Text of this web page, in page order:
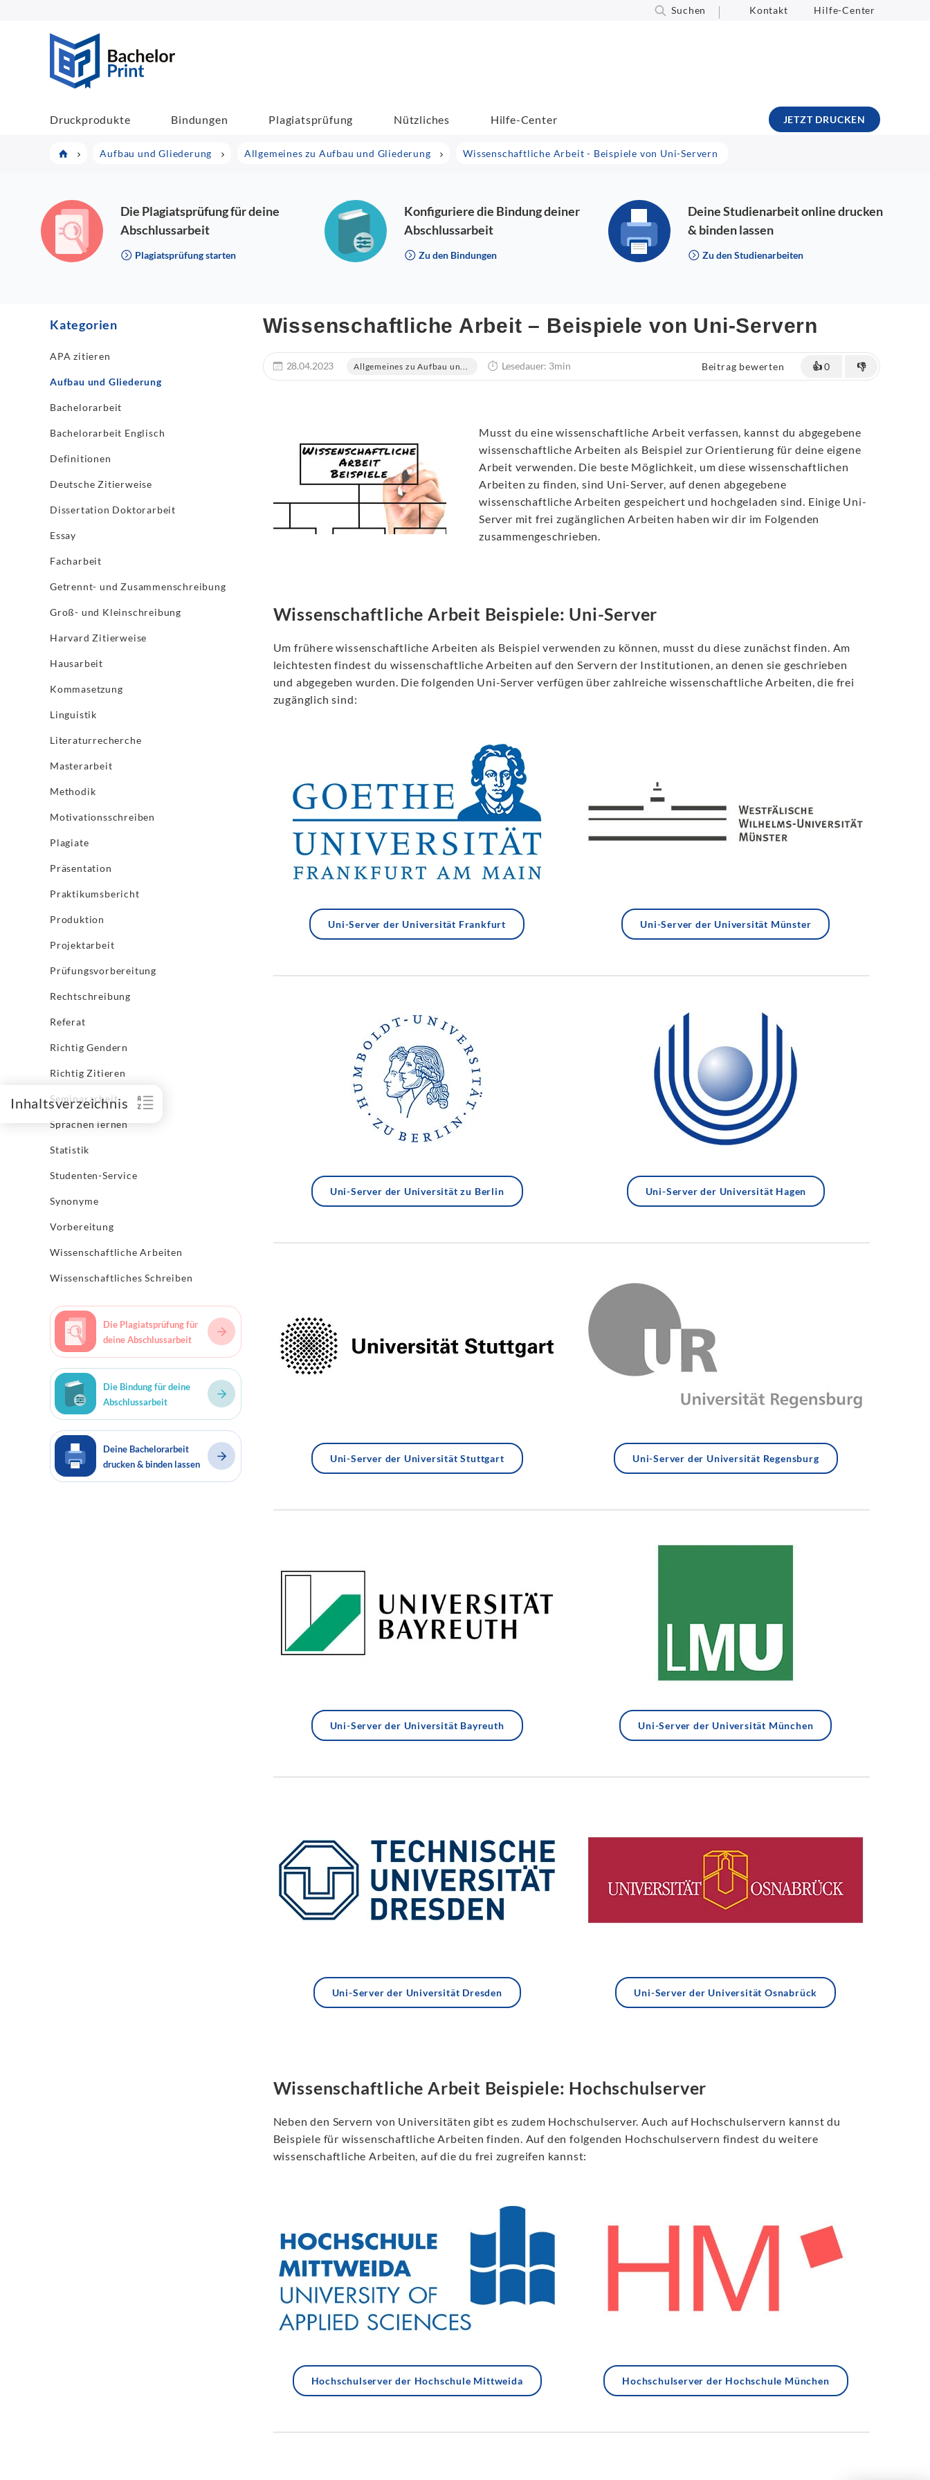
Suchen Kontakt Hilfe-Center
Druckprodukte Bindungen Plagiatsprüfung Nützliches Hilfe-Center JETZT DRUCKEN
Aufbau und Gliederung Allgemeines zu Aufbau und Gliederung Wissenschaftliche Arbeit - Beispiele von Uni-Servern
Die Plagiatsprüfung für deine
Abschlussarbeit
Plagiatsprüfung starten
Konfiguriere die Bindung deiner
Abschlussarbeit
Zu den Bindungen
Deine Studienarbeit online drucken
& binden lassen
Zu den Studienarbeiten
Kategorien
APA zitieren
Aufbau und Gliederung
Bachelorarbeit
Bachelorarbeit Englisch
Definitionen
Deutsche Zitierweise
Dissertation Doktorarbeit
Essay
Facharbeit
Getrennt- und Zusammenschreibung
Groß- und Kleinschreibung
Harvard Zitierweise
Hausarbeit
Kommasetzung
Linguistik
Literaturrecherche
Masterarbeit
Methodik
Motivationsschreiben
Plagiate
Präsentation
Praktikumsbericht
Produktion
Projektarbeit
Prüfungsvorbereitung
Rechtschreibung
Referat
Richtig Gendern
Richtig Zitieren
Seminararbeit
Sprachen lernen
Statistik
Studenten-Service
Synonyme
Vorbereitung
Wissenschaftliche Arbeiten
Wissenschaftliches Schreiben
Die Plagiatsprüfung für
deine Abschlussarbeit
Die Bindung für deine
Abschlussarbeit
Deine Bachelorarbeit
drucken & binden lassen
Wissenschaftliche Arbeit – Beispiele von Uni-Servern
28.04.2023 Allgemeines zu Aufbau un... Lesedauer: 3min Beitrag bewerten 👍0 👎
Inhaltsverzeichnis
Musst du eine wissenschaftliche Arbeit verfassen, kannst du abgegebene
wissenschaftliche Arbeiten als Beispiel zur Orientierung für deine eigene
Arbeit verwenden. Die beste Möglichkeit, um diese wissenschaftlichen
Arbeiten zu finden, sind Uni-Server, auf denen abgegebene
wissenschaftliche Arbeiten gespeichert und hochgeladen sind. Einige Uni-
Server mit frei zugänglichen Arbeiten haben wir dir im Folgenden
zusammengeschrieben.
Wissenschaftliche Arbeit Beispiele: Uni-Server
Um frühere wissenschaftliche Arbeiten als Beispiel verwenden zu können, musst du diese zunächst finden. Am
leichtesten findest du wissenschaftliche Arbeiten auf den Servern der Institutionen, an denen sie geschrieben
und abgegeben wurden. Die folgenden Uni-Server verfügen über zahlreiche wissenschaftliche Arbeiten, die frei
zugänglich sind:
Uni-Server der Universität Frankfurt Uni-Server der Universität Münster
Uni-Server der Universität zu Berlin Uni-Server der Universität Hagen
Uni-Server der Universität Stuttgart Uni-Server der Universität Regensburg
Uni-Server der Universität Bayreuth Uni-Server der Universität München
Uni-Server der Universität Dresden Uni-Server der Universität Osnabrück
Wissenschaftliche Arbeit Beispiele: Hochschulserver
Neben den Servern von Universitäten gibt es zudem Hochschulserver. Auch auf Hochschulservern kannst du
Beispiele für wissenschaftliche Arbeiten finden. Auf den folgenden Hochschulservern findest du weitere
wissenschaftliche Arbeiten, auf die du frei zugreifen kannst:
Hochschulserver der Hochschule Mittweida Hochschulserver der Hochschule München